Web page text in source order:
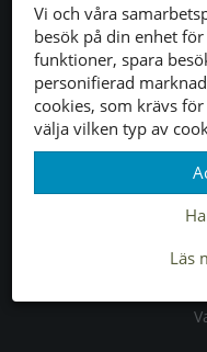
Vi och våra
besök på din enhet
funktioner, spara
personifierad
cookies, som krävs
välja vilken typ av
Läs